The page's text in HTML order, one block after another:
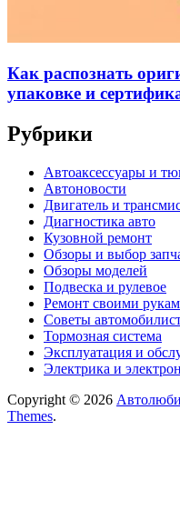
Как распознать
упаковке и
Рубрики
Автоаксессуары и
Автоновости
Двигатель и
Диагностика авто
Кузовной ремонт
Обзоры и выбор
Обзоры моделей
Подвеска и рулевое
Ремонт своими
Советы
Тормозная система
Эксплуатация и
Электрика и
Copyright © 2026
Themes.